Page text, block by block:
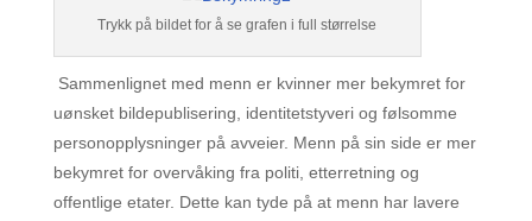
Trykk på bildet for å se grafen i full størrelse
Sammenlignet med menn er kvinner mer bekymret for
uønsket bildepublisering, identitetstyveri og følsomme
personopplysninger på avveier. Menn på sin side er mer
bekymret for overvåking fra politi, etterretning og
offentlige etater. Dette kan tyde på at menn har lavere